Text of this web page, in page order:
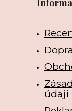
údaji